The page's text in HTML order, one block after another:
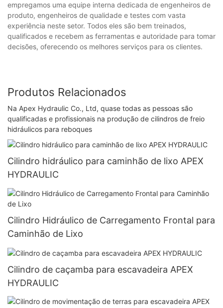
empregamos uma equipe interna dedicada de engenheiros de
produto, engenheiros de qualidade e testes com vasta
experiência neste setor. Todos eles são bem treinados,
qualificados e recebem as ferramentas e autoridade para tomar
decisões, oferecendo os melhores serviços para os clientes.
Produtos Relacionados
Na Apex Hydraulic Co., Ltd, quase todas as pessoas são
qualificadas e profissionais na produção de cilindros de freio
hidráulicos para reboques
Cilindro hidráulico para caminhão de lixo APEX
HYDRAULIC
Cilindro Hidráulico de Carregamento Frontal para
Caminhão de Lixo
Cilindro de caçamba para escavadeira APEX
HYDRAULIC